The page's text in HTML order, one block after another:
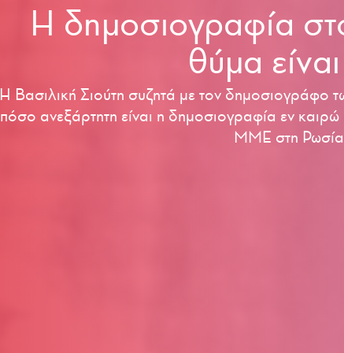
Η δημοσιογραφία
θύμα
Η Βασιλική Σιούτη συζητά με τον δημοσιογράφο
πόσο ανεξάρτητη είναι η δημοσιογραφία εν
ΜΜΕ στη Ρωσία